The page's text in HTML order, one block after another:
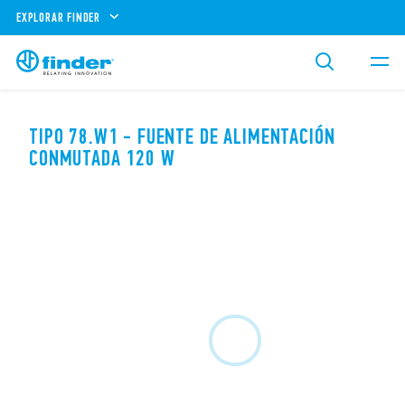
EXPLORAR FINDER
TIPO 78.W1 - FUENTE DE ALIMENTACIÓN
CONMUTADA 120 W